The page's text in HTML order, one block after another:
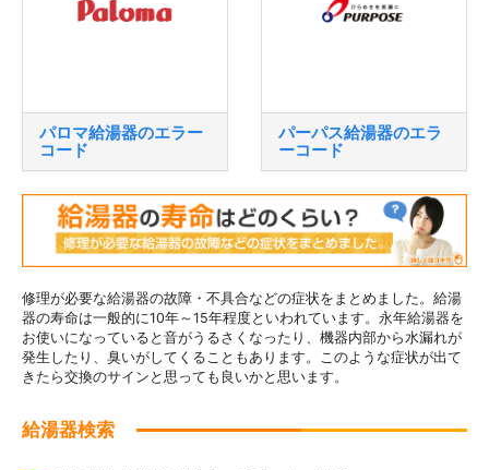
パロマ給湯器のエラー
コード
パーパス給湯器のエラ
ーコード
修理が必要な給湯器の故障・不具合などの症状をまとめました。給湯
器の寿命は一般的に10年～15年程度といわれています。永年給湯器を
お使いになっていると音がうるさくなったり、機器内部から水漏れが
発生したり、臭いがしてくることもあります。このような症状が出て
きたら交換のサインと思っても良いかと思います。
給湯器検索